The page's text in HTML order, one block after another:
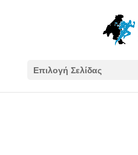
Επιλογή Σελίδας